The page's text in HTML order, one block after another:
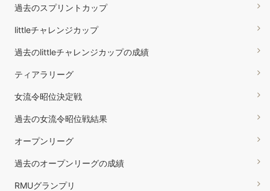
過去のスプリントカップ
littleチャレンジカップ
過去のlittleチャレンジカップの成績
ティアラリーグ
女流令昭位決定戦
過去の女流令昭位戦結果
オープンリーグ
過去のオープンリーグの成績
RMUグランプリ